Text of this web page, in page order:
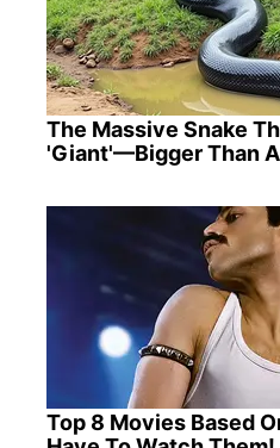
The Massive Snake
'Giant'—Bigger Than
Top 8 Movies Based